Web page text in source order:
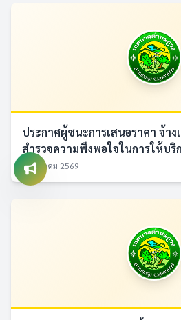
ประกาศผู้ชนะการเสนอราคา จ้าง
สำรวจความพึงพอใจในการให้บริ
7 สิงหาคม 2569